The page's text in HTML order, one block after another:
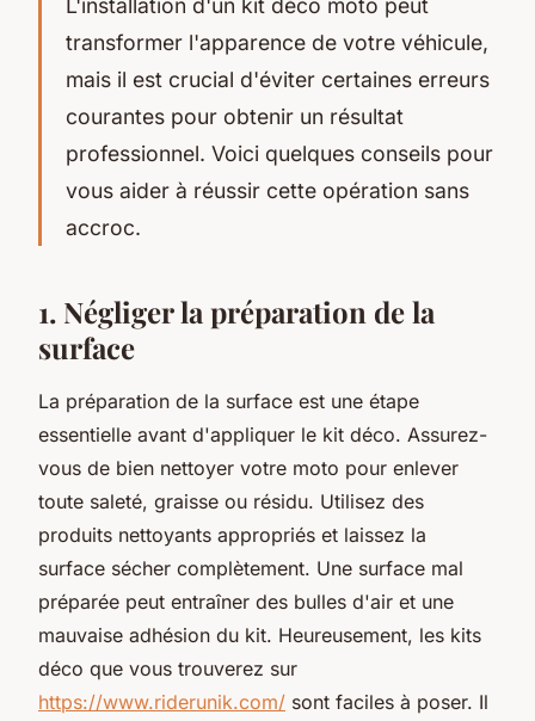
L'installation d'un kit déco moto peut
transformer l'apparence de votre véhicule,
mais il est crucial d'éviter certaines erreurs
courantes pour obtenir un résultat
professionnel. Voici quelques conseils pour
vous aider à réussir cette opération sans
accroc.
1. Négliger la préparation de la
surface
La préparation de la surface est une étape
essentielle avant d'appliquer le kit déco. Assurez-
vous de bien nettoyer votre moto pour enlever
toute saleté, graisse ou résidu. Utilisez des
produits nettoyants appropriés et laissez la
surface sécher complètement. Une surface mal
préparée peut entraîner des bulles d'air et une
mauvaise adhésion du kit. Heureusement, les kits
déco que vous trouverez sur
https://www.riderunik.com/ sont faciles à poser. Il